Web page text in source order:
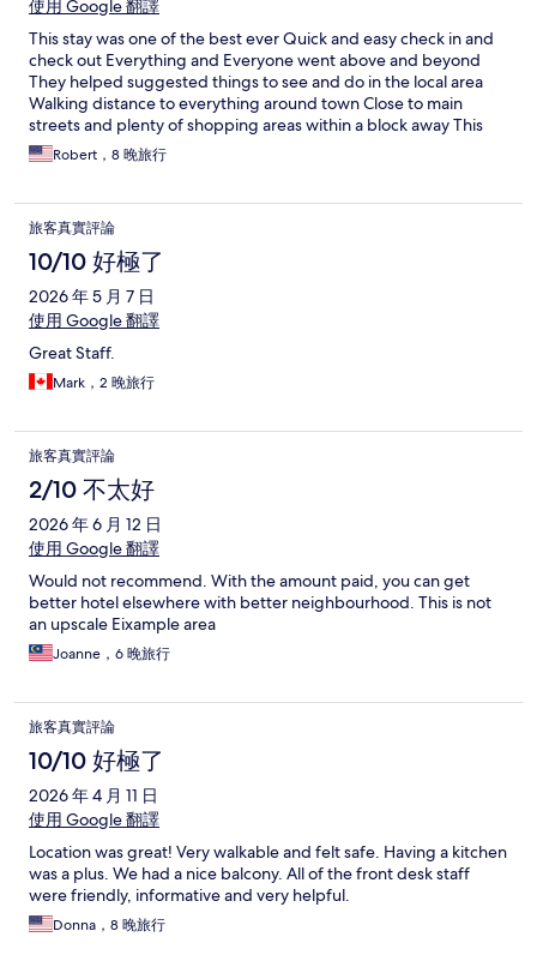
使用 Google 翻譯
This stay was one of the best ever Quick and easy check in and
check out Everything and Everyone went above and beyond
They helped suggested things to see and do in the local area
Walking distance to everything around town Close to main
streets and plenty of shopping areas within a block away This
will always be our home away from home in Barcelona
Robert，8 晚旅行
旅客真實評論
10/10 好極了
2026 年 5 月 7 日
使用 Google 翻譯
Great Staff.
Mark，2 晚旅行
旅客真實評論
2/10 不太好
2026 年 6 月 12 日
使用 Google 翻譯
Would not recommend. With the amount paid, you can get
better hotel elsewhere with better neighbourhood. This is not
an upscale Eixample area
Joanne，6 晚旅行
旅客真實評論
10/10 好極了
2026 年 4 月 11 日
使用 Google 翻譯
Location was great! Very walkable and felt safe. Having a kitchen
was a plus. We had a nice balcony. All of the front desk staff
were friendly, informative and very helpful.
Donna，8 晚旅行